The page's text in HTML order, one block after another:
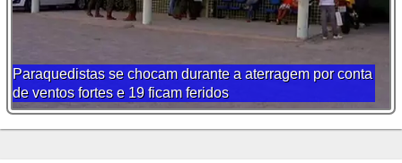
Paraquedistas se chocam durante a aterragem por conta
de ventos fortes e 19 ficam feridos